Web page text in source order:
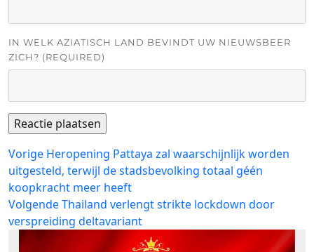
IN WELK AZIATISCH LAND BEVINDT UW NIEUWSBEER
ZICH? (REQUIRED)
Bericht
navigatie
Vorige Vorig
bericht:
Heropening Pattaya zal waarschijnlijk worden
uitgesteld, terwijl de stadsbevolking totaal géén
koopkracht meer heeft
VolgendeVolgend
bericht:
Thailand verlengt strikte lockdown door
verspreiding deltavariant